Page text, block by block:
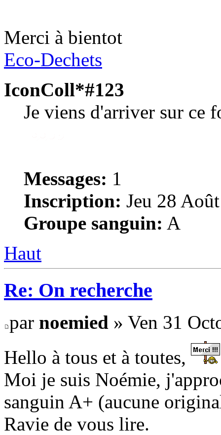
Merci à bientot
Eco-Dechets
IconColl*#123
Je viens d'arriver sur ce
Messages: 1
Inscription: Jeu 28
Groupe sanguin: A
Haut
Re: On recherche
par noemied » Ven 31
Hello à tous et à toutes,
Moi je suis Noémie,
sanguin A+ (aucune
Ravie de vous lire.